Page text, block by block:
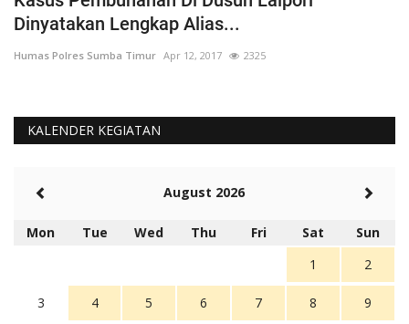
Dinyatakan Lengkap Alias...
Humas Polres Sumba Timur Apr 12, 2017 2325
KALENDER KEGIATAN
August 2026
Mon Tue Wed Thu Fri Sat
Sun
1
2
3 4 5 6 7 8 9